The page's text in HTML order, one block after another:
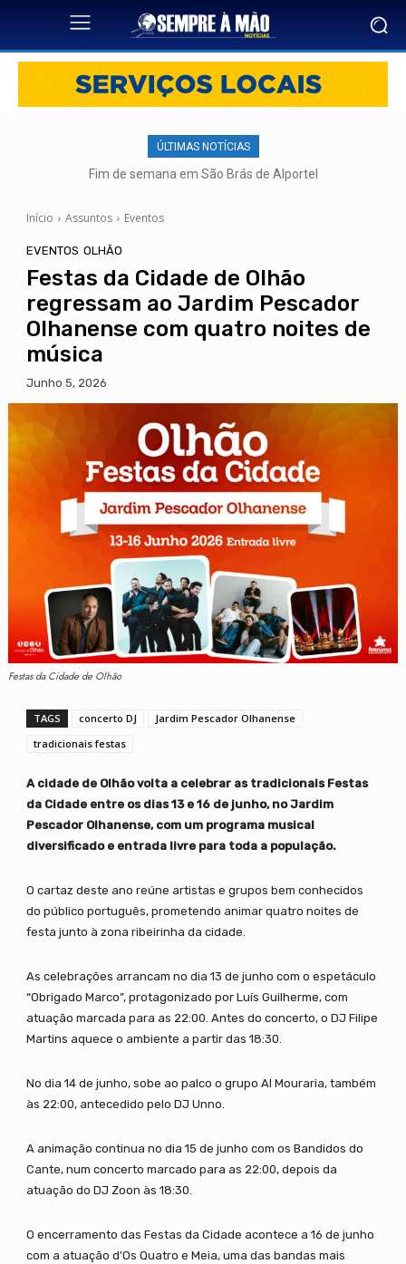
ÚLTIMAS NOTÍCIAS
Fim de semana em São Brás de Alportel
Início Assuntos Eventos
EVENTOS OLHÃO
Festas da Cidade de Olhão
regressam ao Jardim Pescador
Olhanense com quatro noites de
música
Junho 5, 2026
Festas da Cidade de Olhão
TAGS concerto DJ
Jardim Pescador Olhanense
tradicionais festas
A cidade de Olhão volta a celebrar as tradicionais Festas
da Cidade entre os dias 13 e 16 de junho, no Jardim
Pescador Olhanense, com um programa musical
diversificado e entrada livre para toda a população.
O cartaz deste ano reúne artistas e grupos bem conhecidos
do público português, prometendo animar quatro noites de
festa junto à zona ribeirinha da cidade.
As celebrações arrancam no dia 13 de junho com o espetáculo
“Obrigado Marco”, protagonizado por Luís Guilherme, com
atuação marcada para as 22:00. Antes do concerto, o DJ Filipe
Martins aquece o ambiente a partir das 18:30.
No dia 14 de junho, sobe ao palco o grupo Al Mouraria, também
às 22:00, antecedido pelo DJ Unno.
A animação continua no dia 15 de junho com os Bandidos do
Cante, num concerto marcado para as 22:00, depois da
atuação do DJ Zoon às 18:30.
O encerramento das Festas da Cidade acontece a 16 de junho
com a atuação d’Os Quatro e Meia, uma das bandas mais